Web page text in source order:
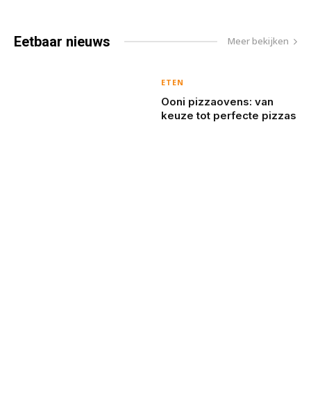
Eetbaar nieuws Meer bekijken
ETEN
Ooni pizzaovens: van
keuze tot perfecte pizzas